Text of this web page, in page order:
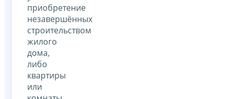
приобретение
незавершённых
строительством
жилого
дома,
либо
квартиры
или